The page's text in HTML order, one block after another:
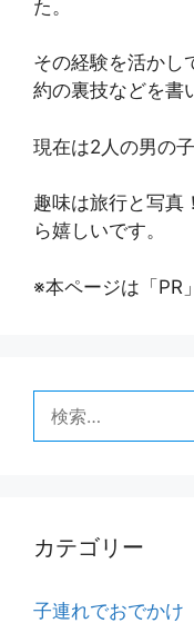
た。
その経験を活かし
約の裏技などを書
現在は2人の男の
趣味は旅行と写真
ら嬉しいです。
※本ページは「PR
索:
カテゴリー
子連れでおでかけ